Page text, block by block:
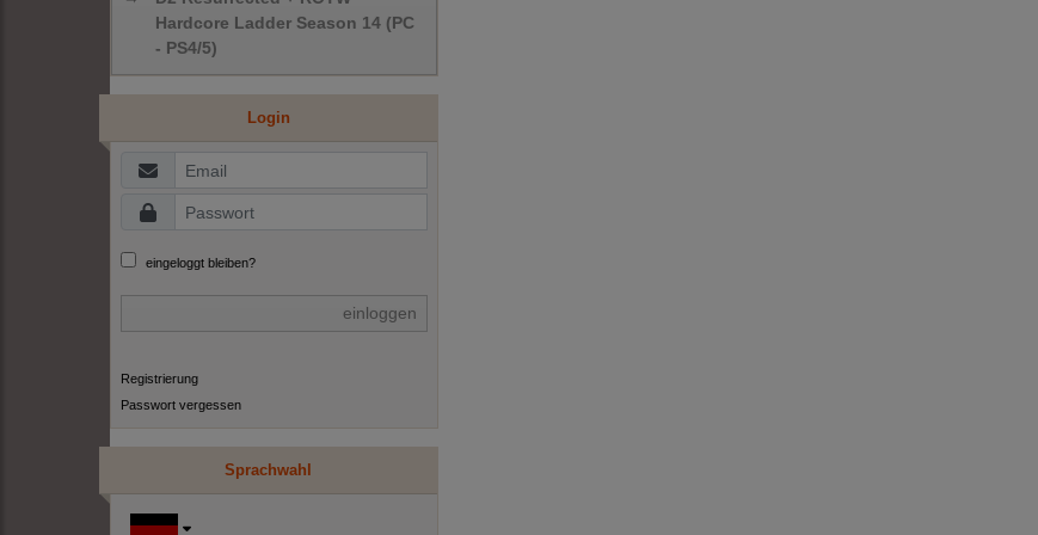
Hardcore Ladder Season 14 (PC
- PS4/5)
Login
eingeloggt bleiben?
einloggen
Registrierung
Passwort vergessen
Sprachwahl